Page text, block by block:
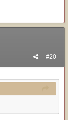
#20